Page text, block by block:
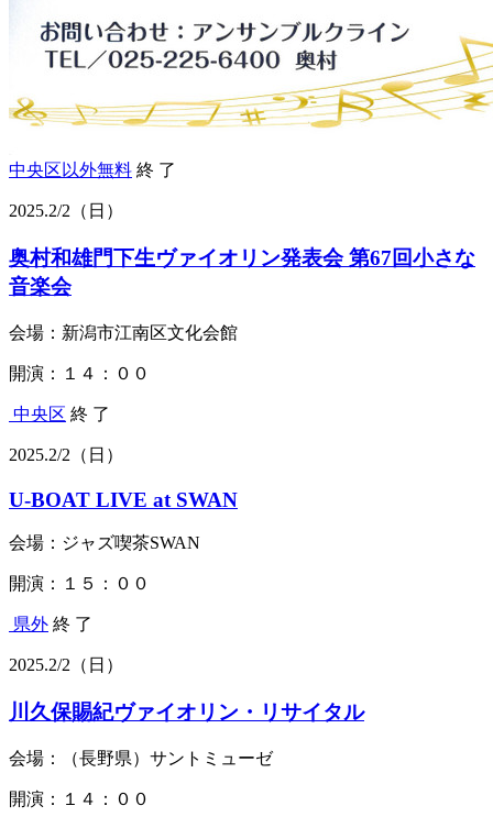
中央区以外無料 終 了
2025.2/2 （日）
奥村和雄門下生ヴァイオリン発表会 第67回小さな
音楽会
会場：新潟市江南区文化会館
開演：１４：００
中央区 終 了
2025.2/2 （日）
U-BOAT LIVE at SWAN
会場：ジャズ喫茶SWAN
開演：１５：００
県外 終 了
2025.2/2 （日）
川久保賜紀ヴァイオリン・リサイタル
会場：（長野県）サントミューゼ
開演：１４：００